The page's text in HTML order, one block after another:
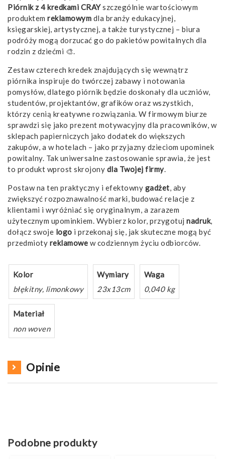
Piórnik z 4 kredkami CRAYszczególnie wartościowym
produktem reklamowym dla branży edukacyjnej,
księgarskiej, artystycznej, a także turystycznej – biura
podróży mogą dorzucać go do pakietów powitalnych dla
rodzin z dziećmi 🎨.
Zestaw czterech kredek znajdujących się wewnątrz
piórnika inspiruje do twórczej zabawy i notowania
pomysłów, dlatego piórnik będzie doskonały dla uczniów,
studentów, projektantów, grafików oraz wszystkich,
którzy cenią kreatywne rozwiązania. W firmowym biurze
sprawdzi się jako prezent motywacyjny dla pracowników, w
sklepach papierniczych jako dodatek do większych
zakupów, a w hotelach – jako przyjazny dzieciom upominek
powitalny. Tak uniwersalne zastosowanie sprawia, że jest
to produkt wprost skrojony dla Twojej firmy.
Postaw na ten praktyczny i efektowny gadżet, aby
zwiększyć rozpoznawalność marki, budować relacje z
klientami i wyróżniać się oryginalnym, a zarazem
użytecznym upominkiem. Wybierz kolor, przygotuj nadruk,
dołącz swoje logo i przekonaj się, jak skuteczne mogą być
przedmioty reklamowe w codziennym życiu odbiorców.
Kolor
błękitny, limonkowy
Wymiary
23x13cm
Waga
0,040 kg
Materiał
non woven
Opinie
Podobne produkty